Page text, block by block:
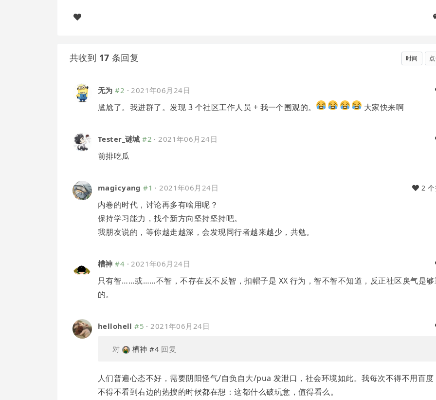
共收到 17 条回复 时间
无为 #2 · 2021年06月24日
尴尬了。我进群了。发现 3 个社区工作人员 + 我一个围观的。 大家快来啊
Tester_谜城 #2 · 2021年06月24日
前排吃瓜
magicyang #1 · 2021年06月24日 2
内卷的时代，讨论再多有啥用呢？
保持学习能力，找个新方向坚持坚持吧。
我朋友说的，等你越走越深，会发现同行者越来越少，共勉。
槽神 #4 · 2021年06月24日
只有智……或……不智，不存在反不反智，扣帽子是 XX 行为，智不智不知道，反正社区戾气是
的。
hellohell #5 · 2021年06月24日
对 槽神 #4 回复
人们普遍心态不好，需要阴阳怪气/自负自大/pua 发泄口，社会环境如此。我每次不得不用百度
不得不看到右边的热搜的时候都在想：这都什么破玩意，值得看么。